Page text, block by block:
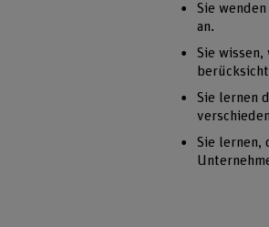
Sie
an.
Sie
Sie lernen
Sie lernen,